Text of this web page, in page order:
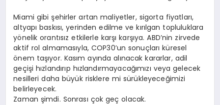
Miami gibi şehirler artan maliyetler, sigorta fiyatları,
altyapı baskısı, yerinden edilme ve kırılgan topluluklara
yönelik orantısız etkilerle karşı karşıya. ABD’nin zirvede
aktif rol almamasıyla, COP30’un sonuçları küresel
önem taşıyor. Kasım ayında alınacak kararlar, adil
geçişi hızlandırıp hızlandırmayacağımızı veya gelecek
nesilleri daha büyük risklere mi sürükleyeceğimizi
belirleyecek.
Zaman şimdi. Sonrası çok geç olacak.